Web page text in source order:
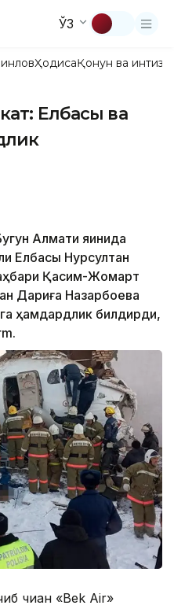
ЎЗ
ҲодисаҚонун ва
Елбасы ва
Алмати яқинида
Елбасы Нурсултан
Қасим-Жомарт
Дариға Назарбоева
ҳамдардлик билдирди,
чиққан «Bek Air»